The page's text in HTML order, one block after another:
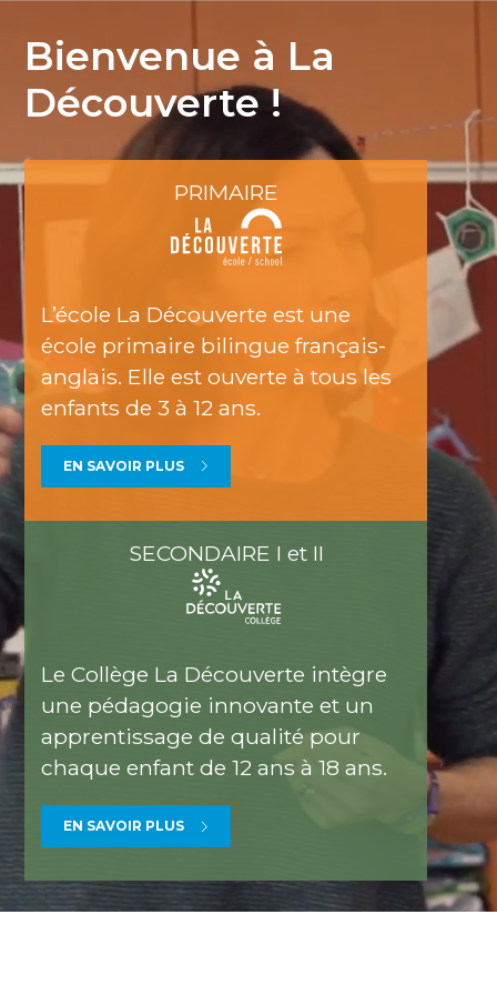
Bienvenue à La
Découverte !
PRIMAIRE
L’école La Découverte est une
école primaire bilingue français-
anglais. Elle est ouverte à tous les
enfants de 3 à 12 ans.
EN SAVOIR PLUS
SECONDAIRE I et II
Le Collège La Découverte intègre
une pédagogie innovante et un
apprentissage de qualité pour
chaque enfant de 12 ans à 18 ans.
EN SAVOIR PLUS